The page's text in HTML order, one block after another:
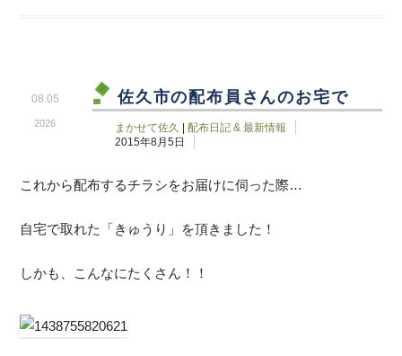
佐久市の配布員さんのお宅で
まかせて佐久 | 配布日記 & 最新情報
2015年8月5日
2026
08.05
これから配布するチラシをお届けに伺った際…
自宅で取れた「きゅうり」を頂きました！
しかも、こんなにたくさん！！